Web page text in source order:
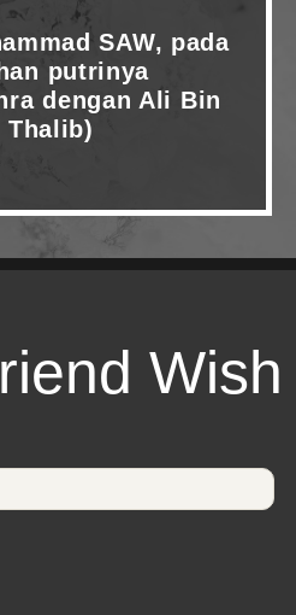
SAW, pada
putrinya
dengan Ali Bin
Thalib)
Wish